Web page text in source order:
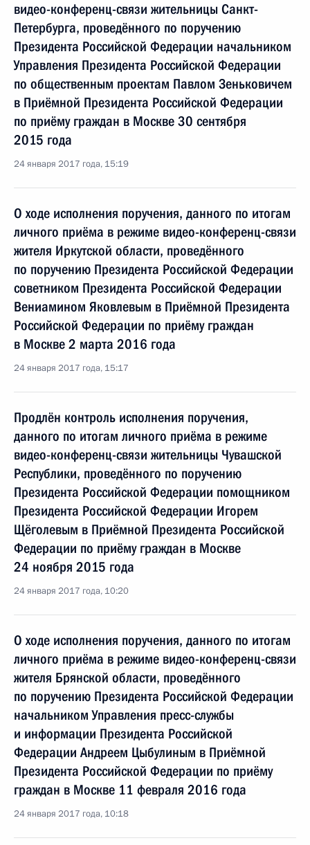
видео-конференц-связи жительницы Санкт-
Петербурга, проведённого по поручению
Президента Российской Федерации начальником
Управления Президента Российской Федерации
по общественным проектам Павлом Зеньковичем
в Приёмной Президента Российской Федерации
по приёму граждан в Москве 30 сентября
2015 года
24 января 2017 года, 15:19
О ходе исполнения поручения, данного по итогам
личного приёма в режиме видео-конференц-связи
жителя Иркутской области, проведённого
по поручению Президента Российской Федерации
советником Президента Российской Федерации
Вениамином Яковлевым в Приёмной Президента
Российской Федерации по приёму граждан
в Москве 2 марта 2016 года
24 января 2017 года, 15:17
Продлён контроль исполнения поручения,
данного по итогам личного приёма в режиме
видео-конференц-связи жительницы Чувашской
Республики, проведённого по поручению
Президента Российской Федерации помощником
Президента Российской Федерации Игорем
Щёголевым в Приёмной Президента Российской
Федерации по приёму граждан в Москве
24 ноября 2015 года
24 января 2017 года, 10:20
О ходе исполнения поручения, данного по итогам
личного приёма в режиме видео-конференц-связи
жителя Брянской области, проведённого
по поручению Президента Российской Федерации
начальником Управления пресс-службы
и информации Президента Российской
Федерации Андреем Цыбулиным в Приёмной
Президента Российской Федерации по приёму
граждан в Москве 11 февраля 2016 года
24 января 2017 года, 10:18